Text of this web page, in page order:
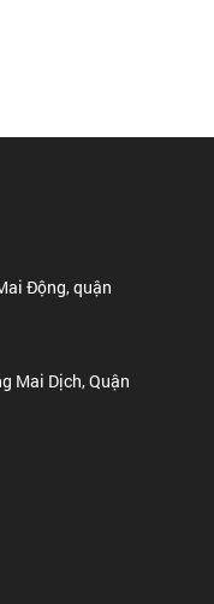
Động, quận
Mai Dịch, Quận